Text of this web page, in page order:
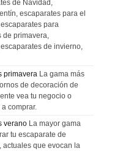
de Navidad,
escaparates para el
para
de primavera,
de invierno,
primavera La gama más
de decoración de
vea tu negocio o
comprar.
verano La mayor gama
tu escaparate de
actuales que evocan la